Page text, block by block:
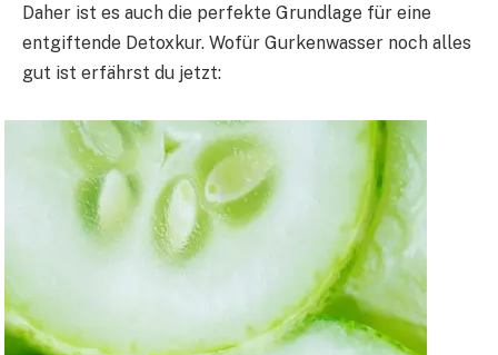
Daher ist es auch die perfekte Grundlage für eine
entgiftende Detoxkur. Wofür Gurkenwasser noch alles
gut ist erfährst du jetzt: